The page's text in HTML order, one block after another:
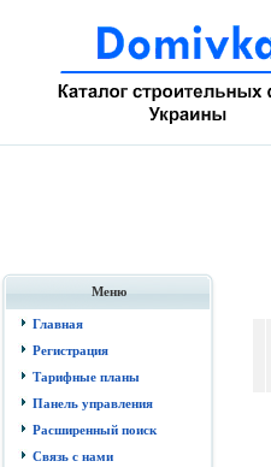
Меню
Главная
Регистрация
Тарифные планы
Панель управления
Расширенный поиск
Связь с нами